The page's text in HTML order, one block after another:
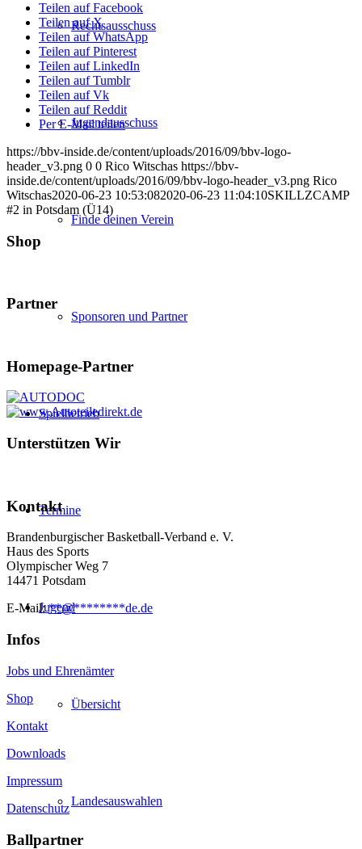
Rechtsausschuss
Jugendausschuss
Finde deinen Verein
Sponsoren und Partner
Spielbetrieb
Termine
Jugend
Übersicht
Landesauswahlen
Teilen auf Facebook
Teilen auf X
Teilen auf WhatsApp
Teilen auf Pinterest
Teilen auf LinkedIn
Teilen auf Tumblr
Teilen auf Vk
Teilen auf Reddit
Per E-Mail teilen
https://bbv-inside.de/content/uploads/2016/09/bbv-logo-
header_v3.png 0 0 Rico Witschas https://bbv-
inside.de/content/uploads/2016/09/bbv-logo-header_v3.png Rico
Witschas2020-06-23 10:53:082020-06-23 11:04:10SKILLZCAMP
#2 in Potsdam (Ü14)
Shop
Partner
Homepage-Partner
Unterstützen Wir
Kontakt
Brandenburgischer Basketball-Verband e. V.
Haus des Sports
Olympischer Weg 7
14471 Potsdam
E-Mail:**@********de.de
Infos
Jobs und Ehrenämter
Shop
Kontakt
Downloads
Impressum
Datenschutz
Ballpartner